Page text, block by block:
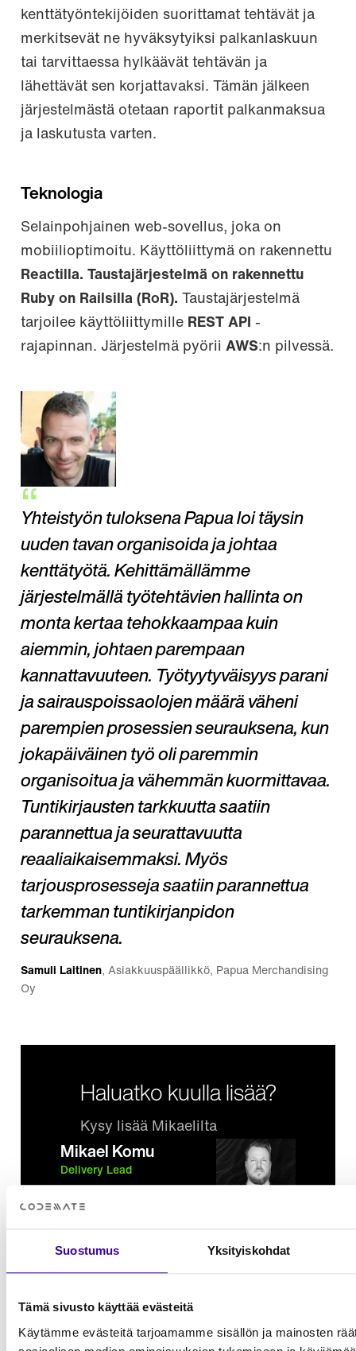
Suostumus Yksityiskohdat
Tämä sivusto käyttää evästeitä
Käytämme evästeitä tarjoamamme sisällön ja mainosten
kenttätyöntekijöiden suorittamat tehtävät ja
merkitsevät ne hyväksytyiksi palkanlaskuun
tai tarvittaessa hylkäävät tehtävän ja
lähettävät sen korjattavaksi. Tämän jälkeen
järjestelmästä otetaan raportit palkanmaksua
ja laskutusta varten.
Teknologia
Selainpohjainen web-sovellus, joka on
mobiilioptimoitu. Käyttöliittymä on rakennettu
Reactilla. Taustajärjestelmä on rakennettu
Ruby on Railsilla (RoR). Taustajärjestelmä
tarjoilee käyttöliittymille REST API -
rajapinnan. Järjestelmä pyörii AWS:n pilvessä.
Yhteistyön tuloksena Papua loi täysin
uuden tavan organisoida ja johtaa
kenttätyötä. Kehittämällämme
järjestelmällä työtehtävien hallinta on
monta kertaa tehokkaampaa kuin
aiemmin, johtaen parempaan
kannattavuuteen. Työtyytyväisyys parani
ja sairauspoissaolojen määrä väheni
parempien prosessien seurauksena, kun
jokapäiväinen työ oli paremmin
organisoitua ja vähemmän kuormittavaa.
Tuntikirjausten tarkkuutta saatiin
parannettua ja seurattavuutta
reaaliaikaisemmaksi. Myös
tarjousprosesseja saatiin parannettua
tarkemman tuntikirjanpidon
seurauksena.
Samuli Laitinen, Asiakkuuspäällikkö, Papua Merchandising
Oy
Haluatko kuulla lisää?
Kysy lisää Mikaelilta
Mikael Komu
Delivery Lead
mikael.komu@codemate.com
Kaikki referenssit